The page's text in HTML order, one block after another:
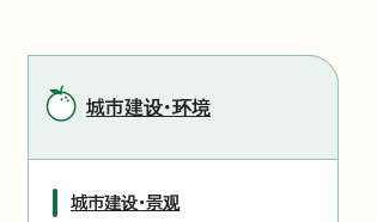
城市建设・环境
城市建设・景观